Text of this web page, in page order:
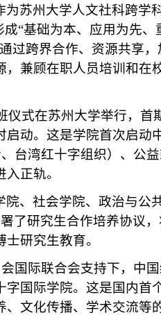
苏州大学人文社科跨学
“基础为本、应用为先、
过跨界合作、资源共享，
兼顾在职人员培训和在
仪式在苏州大学举行，首
动。这是学院首次启动
台湾红十字组织）、公益
正轨。
、社会学院、政治与公
了研究生合作培养协议
研究生教育。
国际联合会支持下，中
国际学院。这是国内首
文化传播、学术交流等